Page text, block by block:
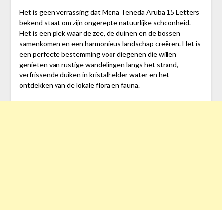
Het is geen verrassing dat Mona Teneda Aruba 15 Letters
bekend staat om zijn ongerepte natuurlijke schoonheid.
Het is een plek waar de zee, de duinen en de bossen
samenkomen en een harmonieus landschap creëren. Het is
een perfecte bestemming voor diegenen die willen
genieten van rustige wandelingen langs het strand,
verfrissende duiken in kristalhelder water en het
ontdekken van de lokale flora en fauna.